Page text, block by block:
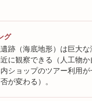
グ
跡（海底地形）は巨大な
に観察できる（人工物
ショップのツアー利用
が変わる）。